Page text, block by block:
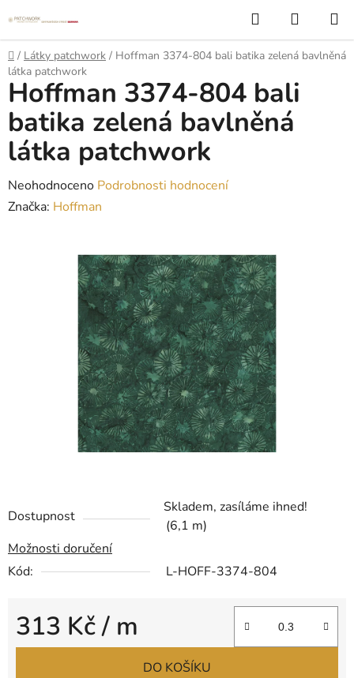
na
obsah
Hledat
KOŠÍK
Domů
/ Látky patchwork / Hoffman 3374-804 bali batika zelená bavlněná
látka patchwork
Dostupnost
Skladem, zasíláme ihned!
(6,1 m)
Možnosti doručení
Kód:
L-HOFF-3374-804
313 Kč/ m
Měrná cena:
DO KOŠÍKU
Hoffman 3374-804 bali
batika zelená bavlněná
látka patchwork
Průměrné
hodnocení
Neohodnoceno Podrobnosti hodnocení
Značka: Hoffman